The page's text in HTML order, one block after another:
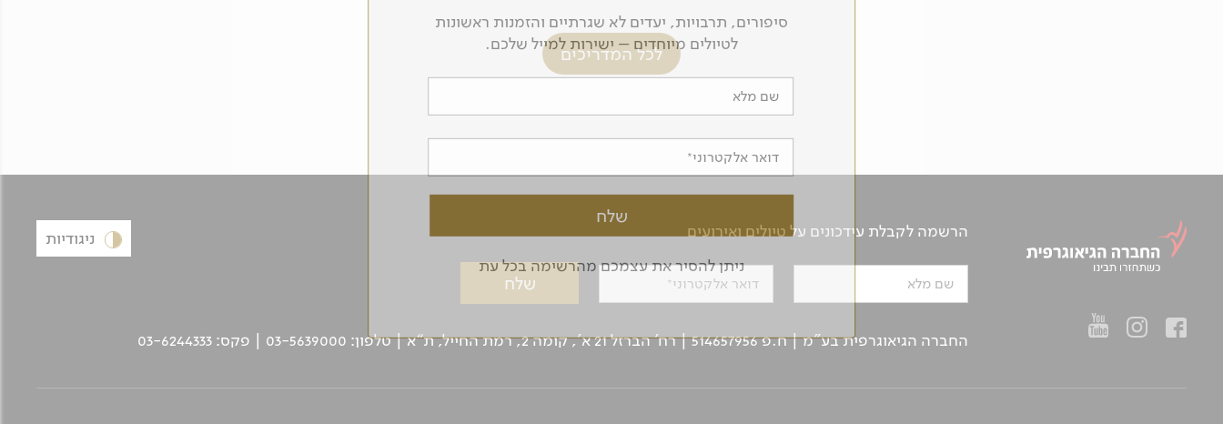
לכל המדריכים
ניגודיות הרשמה לקבלת עידכונים על טיולים ואירועים
שם מלא דואר אלקטרוני
החברה הגיאוגרפית בע"מ | ח.פ 514657956 | רח’ הברזל 21 א', קומה 2, רמת החייל, ת“א | טלפון: 03-5639000 | פקס: 03-6244333
סיפורים, תרבויות, יעדים לא שגרתיים והזמנות ראשונות
לטיולים מיוחדים – ישירות למייל שלכם.
שם מלא
דואר אלקטרוני
ניתן להסיר את עצמכם מהרשימה בכל עת